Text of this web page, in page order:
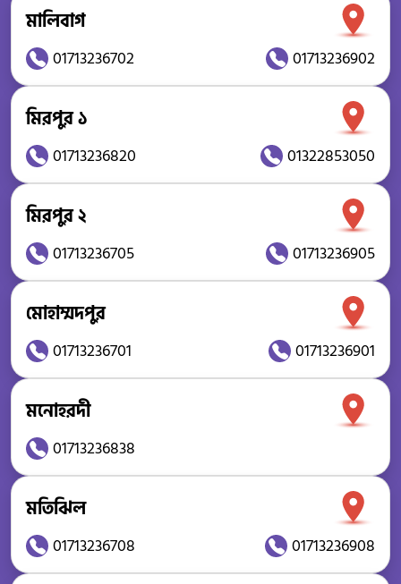
মালিবাগ
01713236702 01713236902
মিরপুর ১
01713236820 01322853050
মিরপুর ২
01713236705 01713236905
মোহাম্মদপুর
01713236701 01713236901
মনোহরদী
01713236838
মতিঝিল
01713236708 01713236908